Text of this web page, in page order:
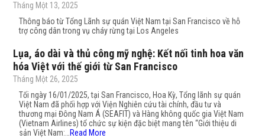
Tháng Một 13, 2025
Thông báo từ Tổng Lãnh sự quán Việt Nam tại San Francisco về hỗ
trợ công dân trong vụ cháy rừng tại Los Angeles
Lụa, áo dài và thủ công mỹ nghệ: Kết nối tinh hoa văn
hóa Việt với thế giới từ San Francisco
Tháng Một 26, 2025
Tối ngày 16/01/2025, tại San Francisco, Hoa Kỳ, Tổng lãnh sự quán
Việt Nam đã phối hợp với Viện Nghiên cứu tài chính, đầu tư và
thương mại Đông Nam Á (SEAFIT) và Hàng không quốc gia Việt Nam
(Vietnam Airlines) tổ chức sự kiện đặc biệt mang tên “Giới thiệu di
sản Việt Nam:… Read More